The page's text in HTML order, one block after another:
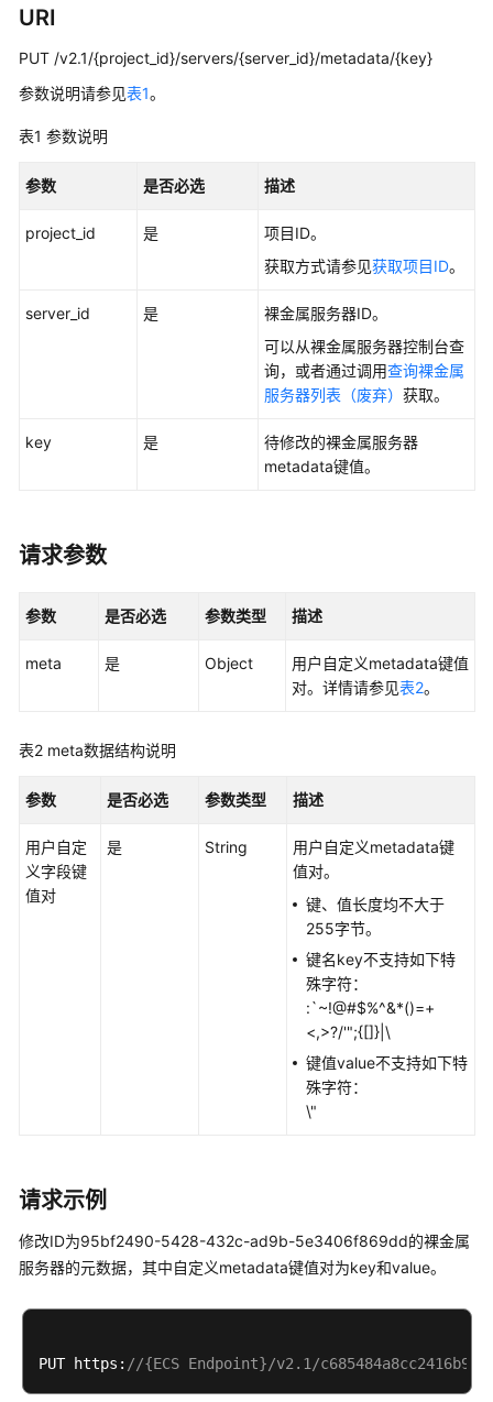
门
户
指
有
作
佳
API
参
读
览
公
共
参
限
URI
PUT /v2.1/{project_id}/servers/{server_id}/metadata/{key}
参数说明请参见表1。
表1 参数说明
参数 是否必选 描述
project_id 是
项目ID。
获取方式请参见获取项目ID。
server_id 是 裸金属服务器ID。
可以从裸金属服务器控制台查
询，或者通过调用查询裸金属
服务器列表（废弃） 获取。
key 是 待修改的裸金属服务器
metadata键值。
请求参数
参数 是否必选 参数类型 描述
meta 是 Object
用户自定义metadata键值
对。详情请参见表2。
表2 meta数据结构说明
参数 是否必选 参数类型 描述
用户自定
义字段键
值对
是 String
用户自定义metadata键
值对。
键、值长度均不大于
255字节。
键名key不支持如下特
殊字符：
:`~!@#$%^&*()=+
<,>?/'";{[]}|\
键值value不支持如下特
殊字符：
\"
请求示例
修改ID为95bf2490-5428-432c-ad9b-5e3406f869dd的裸金属
服务器的元数据，其中自定义metadata键值对为key和value。
PUT https: //{ECS Endpoint}/v2.1/